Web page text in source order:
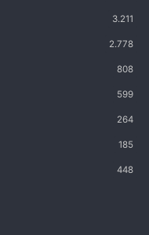
3.211
2.778
808
599
264
185
448